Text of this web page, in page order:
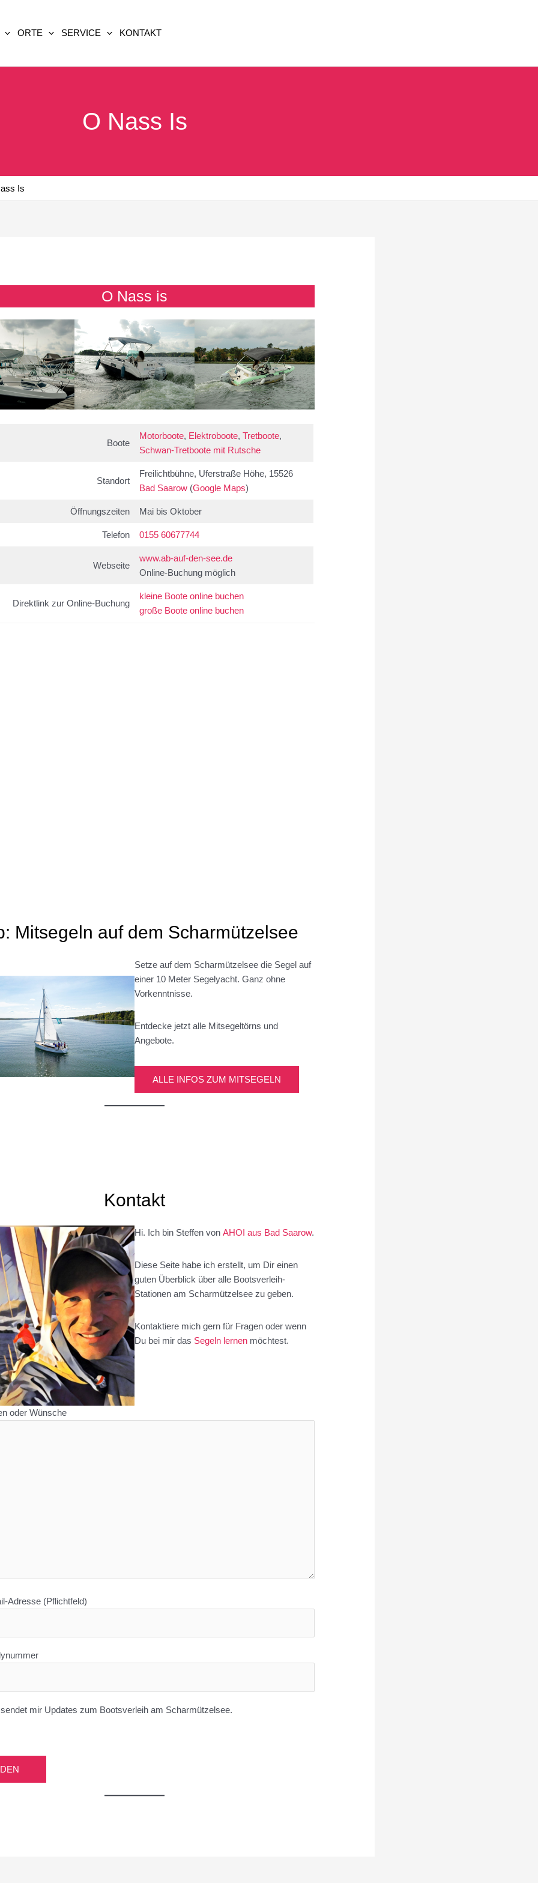
ORTE SERVICE KONTAKT
O Nass Is
Is
O Nass is
Boote
Motorboote, Elektroboote, Tretboote,
Schwan-Tretboote mit Rutsche
Standort
Freilichtbühne, Uferstraße Höhe, 15526
Bad Saarow(Google Maps)
Öffnungszeiten Mai bis Oktober
Telefon 0155 60677744
Webseite
www.ab-auf-den-see.de
Online-Buchung möglich
Direktlink zur Online-Buchung
kleine Boote online buchen
große Boote online buchen
Mitsegeln auf dem Scharmützelsee
Setze auf dem Scharmützelsee die Segel auf
einer 10 Meter Segelyacht. Ganz ohne
Vorkenntnisse.
Entdecke jetzt alle Mitsegeltörns und
Angebote.
ALLE INFOS ZUM MITSEGELN
Kontakt
Hi. Ich bin Steffen von AHOI aus Bad Saarow.
Diese Seite habe ich erstellt, um Dir einen
guten Überblick über alle Bootsverleih-
Stationen am Scharmützelsee zu geben.
Kontaktiere mich gern für Fragen oder wenn
Du bei mir das Segeln lernen möchtest.
oder Wünsche
Adresse (Pflichtfeld)
mir Updates zum Bootsverleih am Scharmützelsee.